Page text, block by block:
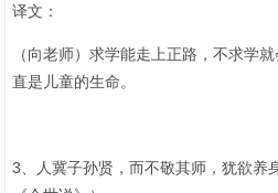
译文：
（向老师）求学能走上正路，不求学
直是儿童的生命。
3、人冀子孙贤，而不敬其师，犹欲养